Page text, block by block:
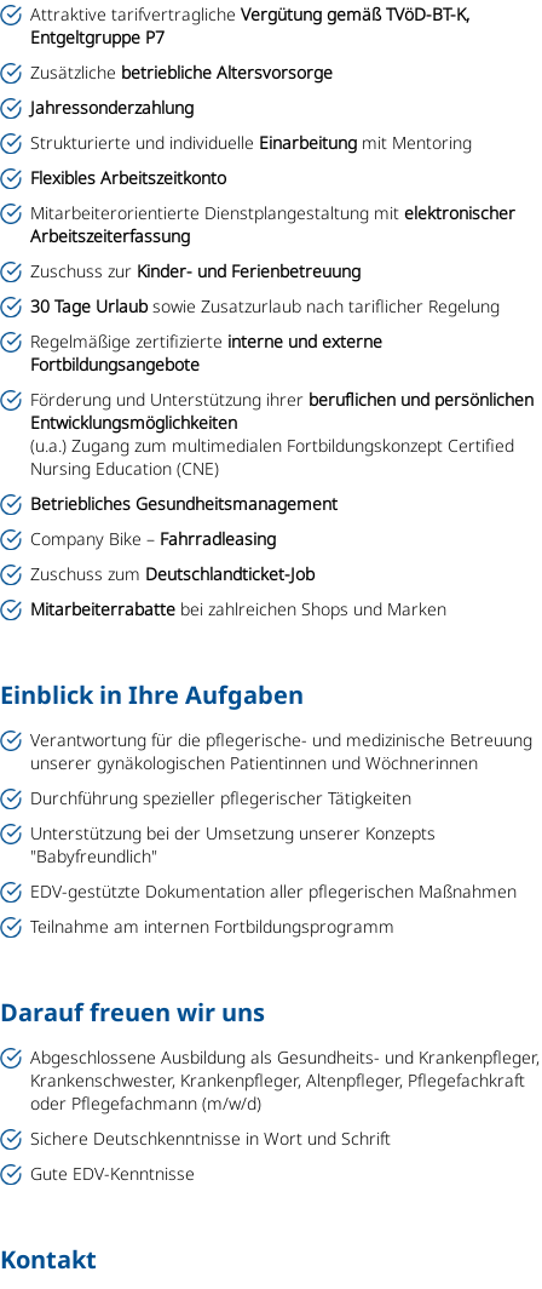
Attraktive tarifvertragliche Vergütung gemäß TVöD-BT-K,
Entgeltgruppe P7
Zusätzliche betriebliche Altersvorsorge
Jahressonderzahlung
Strukturierte und individuelle Einarbeitung mit Mentoring
Flexibles Arbeitszeitkonto
Mitarbeiterorientierte Dienstplangestaltung mit elektronischer
Arbeitszeiterfassung
Zuschuss zur Kinder- und Ferienbetreuung
30 Tage Urlaubsowie Zusatzurlaub nach tariflicher Regelung
Regelmäßige zertifizierte interne und externe
Fortbildungsangebote
Förderung und Unterstützung ihrer beruflichen und persönlichen
Entwicklungsmöglichkeiten
(u.a.) Zugang zum multimedialen Fortbildungskonzept Certified
Nursing Education (CNE)
Betriebliches Gesundheitsmanagement
Company Bike – Fahrradleasing
Zuschuss zum Deutschlandticket-Job
Mitarbeiterrabatte bei zahlreichen Shops und Marken
Einblick in Ihre Aufgaben
Verantwortung für die pflegerische- und medizinische Betreuung
unserer gynäkologischen Patientinnen und Wöchnerinnen
Durchführung spezieller pflegerischer Tätigkeiten
Unterstützung bei der Umsetzung unserer Konzepts
"Babyfreundlich"
EDV-gestützte Dokumentation aller pflegerischen Maßnahmen
Teilnahme am internen Fortbildungsprogramm
Darauf freuen wir uns
Abgeschlossene Ausbildung als Gesundheits- und Krankenpfleger,
Krankenschwester, Krankenpfleger, Altenpfleger, Pflegefachkraft
oder Pflegefachmann (m/w/d)
Sichere Deutschkenntnisse in Wort und Schrift
Gute EDV-Kenntnisse
Kontakt